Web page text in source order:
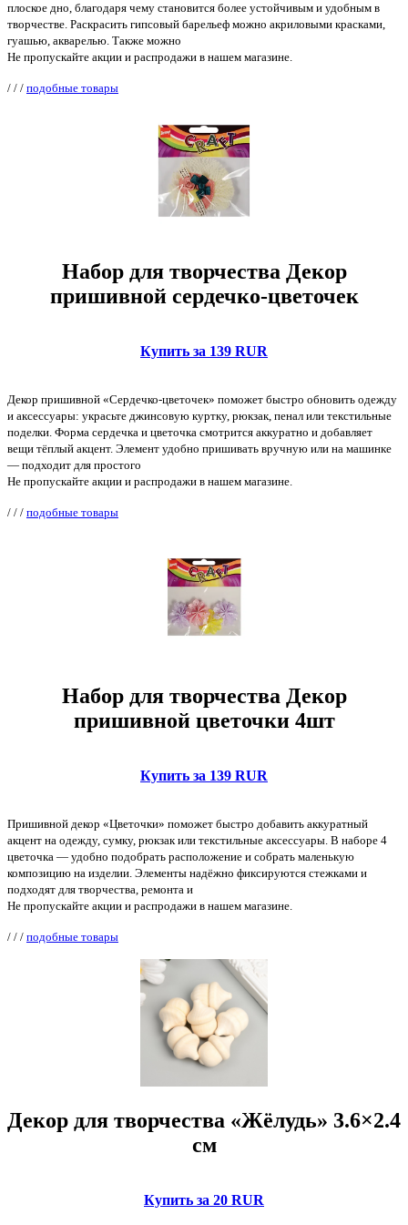
плоское дно, благодаря чему становится более устойчивым и удобным в
творчестве. Раскрасить гипсовый барельеф можно акриловыми красками,
гуашью, акварелью. Также можно
Не пропускайте акции и распродажи в нашем магазине.
/ / / подобные товары
Набор для творчества Декор
пришивной сердечко-цветочек
Купить за 139 RUR
Декор пришивной «Сердечко-цветочек» поможет быстро обновить одежду
и аксессуары: украсьте джинсовую куртку, рюкзак, пенал или текстильные
поделки. Форма сердечка и цветочка смотрится аккуратно и добавляет
вещи тёплый акцент. Элемент удобно пришивать вручную или на машинке
— подходит для простого
Не пропускайте акции и распродажи в нашем магазине.
/ / / подобные товары
Набор для творчества Декор
пришивной цветочки 4шт
Купить за 139 RUR
Пришивной декор «Цветочки» поможет быстро добавить аккуратный
акцент на одежду, сумку, рюкзак или текстильные аксессуары. В наборе 4
цветочка — удобно подобрать расположение и собрать маленькую
композицию на изделии. Элементы надёжно фиксируются стежками и
подходят для творчества, ремонта и
Не пропускайте акции и распродажи в нашем магазине.
/ / / подобные товары
Декор для творчества «Жёлудь» 3.6×2.4
см
Купить за 20 RUR